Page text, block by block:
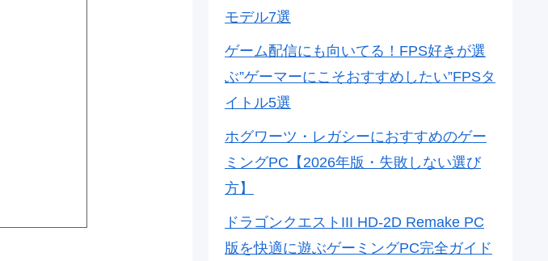
モデル7選
ゲーム配信にも向いてる！FPS好きが選
ぶ”ゲーマーにこそおすすめしたい”FPSタ
イトル5選
ホグワーツ・レガシーにおすすめのゲー
ミングPC【2026年版・失敗しない選び
方】
ドラゴンクエストIII HD-2D Remake PC
版を快適に遊ぶゲーミングPC完全ガイド